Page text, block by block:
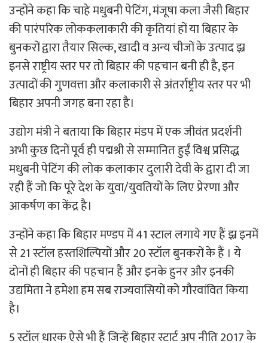
उन्होंने कहा कि चाहे मधुबनी पेटिंग, मंजूषा कला जैसी बिहार
की पारंपरिक लोककलाकारी की कृतियां हों या बिहार के
बुनकरों द्वारा तैयार सिल्क, खादी व अन्य चीजों के उत्पाद झ्र
इनसे राष्ट्रीय स्तर पर तो बिहार की पहचान बनी ही है, इन
उत्पादों की गुणवत्ता और कलाकारी से अंतर्राष्ट्रीय स्तर पर भी
बिहार अपनी जगह बना रहा है।
उद्योग मंत्री ने बताया कि बिहार मंडप में एक जीवंत प्रदर्शनी
अभी कुछ दिनों पूर्व ही पद्मश्री से सम्मानित हुईं विश्व प्रसिद्ध
मधुबनी पेटिंग की लोक कलाकार दुलारी देवी के द्वारा दी जा
रही हैं जो कि पूरे देश के युवा/युवतियों के लिए प्रेरणा और
आकर्षण का केंद्र है।
उन्होंने कहा कि बिहार मण्डप में 41 स्टाल लगाये गए हैं झ्र इनमें
से 21 स्टॉल हस्तशिल्पियों और 20 स्टॉल बुनकरों के हैं । ये
दोनों ही बिहार की पहचान हैं और इनके हुनर और इनकी
उद्यमिता ने हमेशा हम सब राज्यवासियों को गौरवांवित किया
है।
5 स्टॉल धारक ऐसे भी हैं जिन्हें बिहार स्टार्ट अप नीति 2017 के